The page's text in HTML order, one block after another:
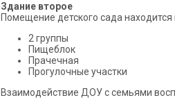
Здание второе
Помещение детского сада
2 группы
Пищеблок
Прачечная
Прогулочные участки
Взаимодействие ДОУ с семьями